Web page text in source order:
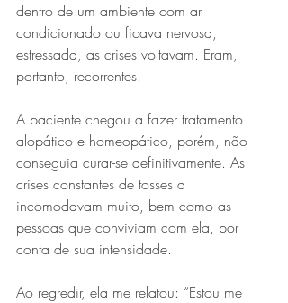
dentro de um ambiente com ar
condicionado ou ficava nervosa,
estressada, as crises voltavam. Eram,
portanto, recorrentes.
A paciente chegou a fazer tratamento
alopático e homeopático, porém, não
conseguia curar-se definitivamente. As
crises constantes de tosses a
incomodavam muito, bem como as
pessoas que conviviam com ela, por
conta de sua intensidade.
Ao regredir, ela me relatou: “Estou me